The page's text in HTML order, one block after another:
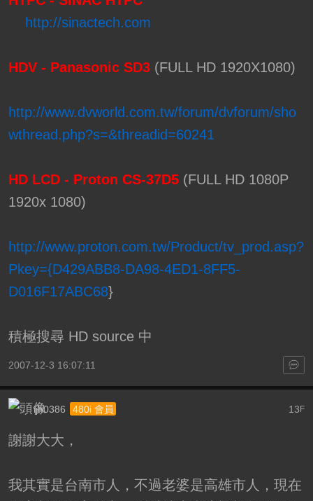
http://sinactech.com
HDV - Panasonic SD3(FULL HD 1920X1080)
http://www.dvworld.com.tw/forum/dvforum/sho
wthread.php?s=&threadid=60241
HD LCD - Proton CS-37D5(FULL HD 1080P
1920x 1080)
http://www.proton.com.tw/Product/tv_prod.asp?
Pkey={D429ABB8-DA98-4ED1-8FF5-
D016F17ABC68}
積極搜尋 HD source 中
2007-12-3 16:07:11
13 F
ijh0386 480i 會員
謝謝大大，
我其實是台南市人，不過老婆是高雄市人，現在